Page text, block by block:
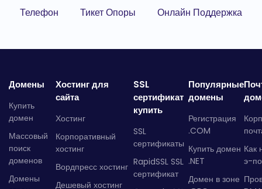
Телефон Тикет Опоры Онлайн Поддержка
Домены
Купить
домен
Массовый
поиск
доменов
Домены
Хостинг для
сайта
Хостинг
Корпоративный
хостинг
Вордпресс хостинг
Дешевый хостинг
SSL
сертификат
купить
SSL
сертификаты
RapidSSL SSL
сертификат
Популярные
домены
Регистрация
.COM
Купить домен
.NET
Домен в зоне
Как
э-